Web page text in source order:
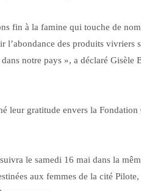
fin à la famine qui touche de
l’abondance des produits vivriers
notre pays », a déclaré
leur gratitude envers la
le samedi 16 mai dans la
aux femmes de la cité